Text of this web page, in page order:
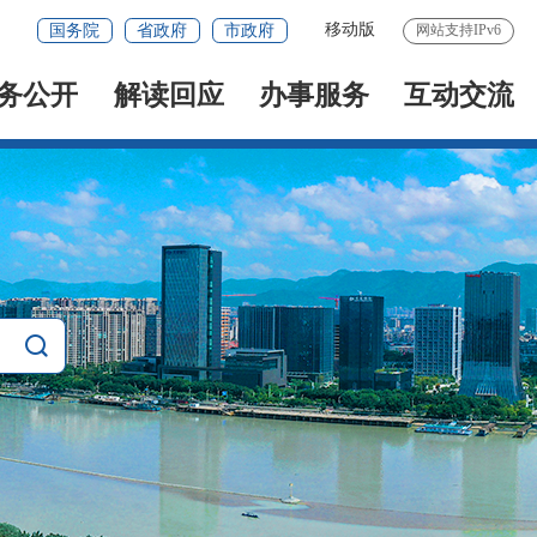
国务院 省政府 市政府 移动版 网站支持IPv6
公开 解读回应 办事服务 互动交流